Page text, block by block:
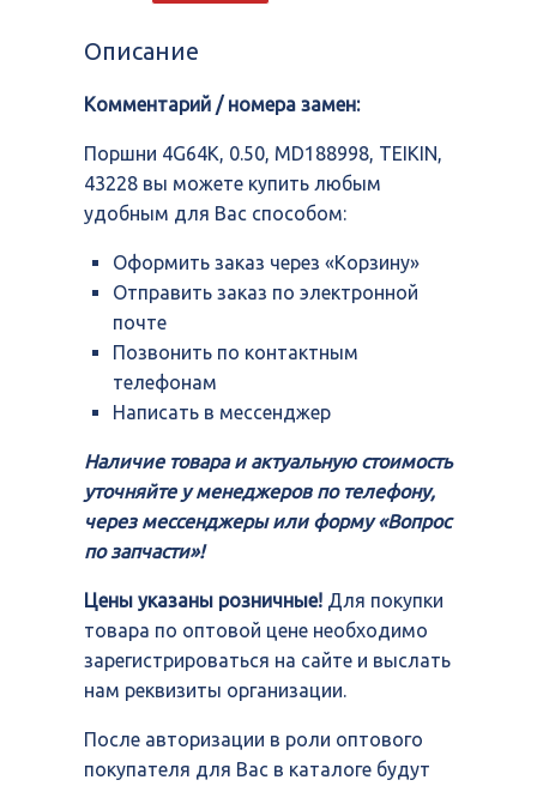
MD188998,
43228
Описание
Комментарий / номера замен:
Поршни 4G64K, 0.50, MD188998, TEIKIN,
43228 вы можете купить любым
удобным для Вас способом:
Оформить заказ через «Корзину»
Отправить заказ по электронной
почте
Позвонить по контактным
телефонам
Написать в мессенджер
Наличие товара и актуальную стоимость
уточняйте у менеджеров по телефону,
через мессенджеры или форму «Вопрос
по запчасти»!
Цены указаны розничные! Для покупки
товара по оптовой цене необходимо
зарегистрироваться на сайте и выслать
нам реквизиты организации.
После авторизации в роли оптового
покупателя для Вас в каталоге будут